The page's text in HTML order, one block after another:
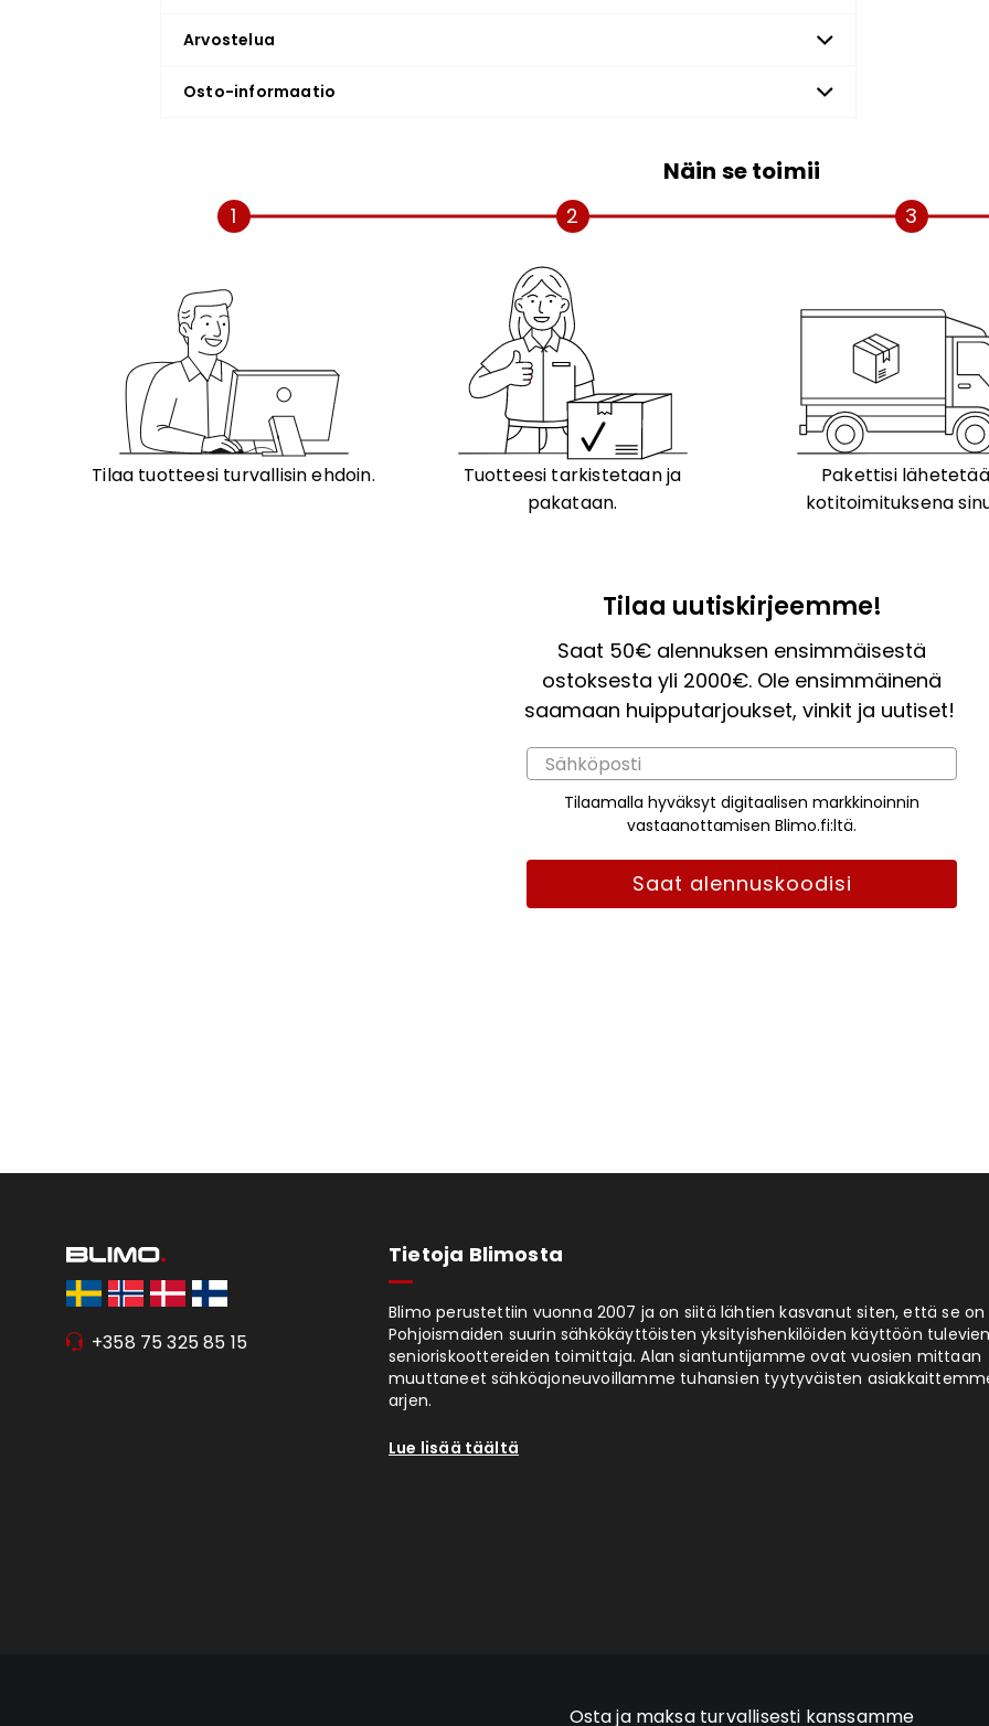
Arvostelua
Osto-informaatio
Näin se toimii
1
Tilaa tuotteesi turvallisin ehdoin.
2
Tuotteesi tarkistetaan ja
pakataan.
3
Pakettisi
kotitoimituksena
Tilaa uutiskirjeemme!
Saat 50€ alennuksen ensimmäisestä
ostoksesta yli 2000€. Ole ensimmäinenä
saamaan huipputarjoukset, vinkit ja uutiset!
Tilaamalla hyväksyt digitaalisen markkinoinnin
vastaanottamisen Blimo.fi:ltä.
Saat alennuskoodisi
+358 75 325 85 15
Tietoja Blimosta
Blimo perustettiin vuonna 2007 ja on siitä lähtien kasvanut siten, että se on
Pohjoismaiden suurin sähkökäyttöisten yksityishenkilöiden käyttöön
senioriskoottereiden toimittaja. Alan siantuntijamme ovat vuosien mittaan
muuttaneet sähköajoneuvoillamme tuhansien tyytyväisten
arjen.
Lue lisää täältä
Osta ja maksa turvallisesti kanssamme